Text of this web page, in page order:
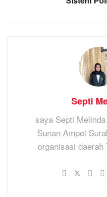
Septi
saya Septi
Sunan Ampel
organisasi daerah